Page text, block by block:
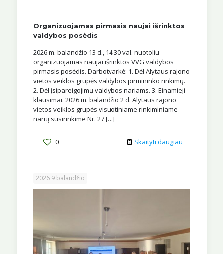
Organizuojamas pirmasis naujai išrinktos
valdybos posėdis
2026 m. balandžio 13 d., 14.30 val. nuotoliu
organizuojamas naujai išrinktos VVG valdybos
pirmasis posėdis. Darbotvarkė: 1. Dėl Alytaus rajono
vietos veiklos grupės valdybos pirmininko rinkimų.
2. Dėl įsipareigojimų valdybos nariams. 3. Einamieji
klausimai. 2026 m. balandžio 2 d. Alytaus rajono
vietos veiklos grupės visuotiniame rinkiminiame
narių susirinkime Nr. 27[…]
0 Skaityti daugiau
2026 9 balandžio